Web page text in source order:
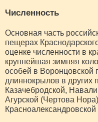
Численность
Основная часть
пещерах
оценке численности в
крупнейшая зимняя
особей в Воронцовской
длиннокрылов в
Казачебродской,
Агурской (Чертова